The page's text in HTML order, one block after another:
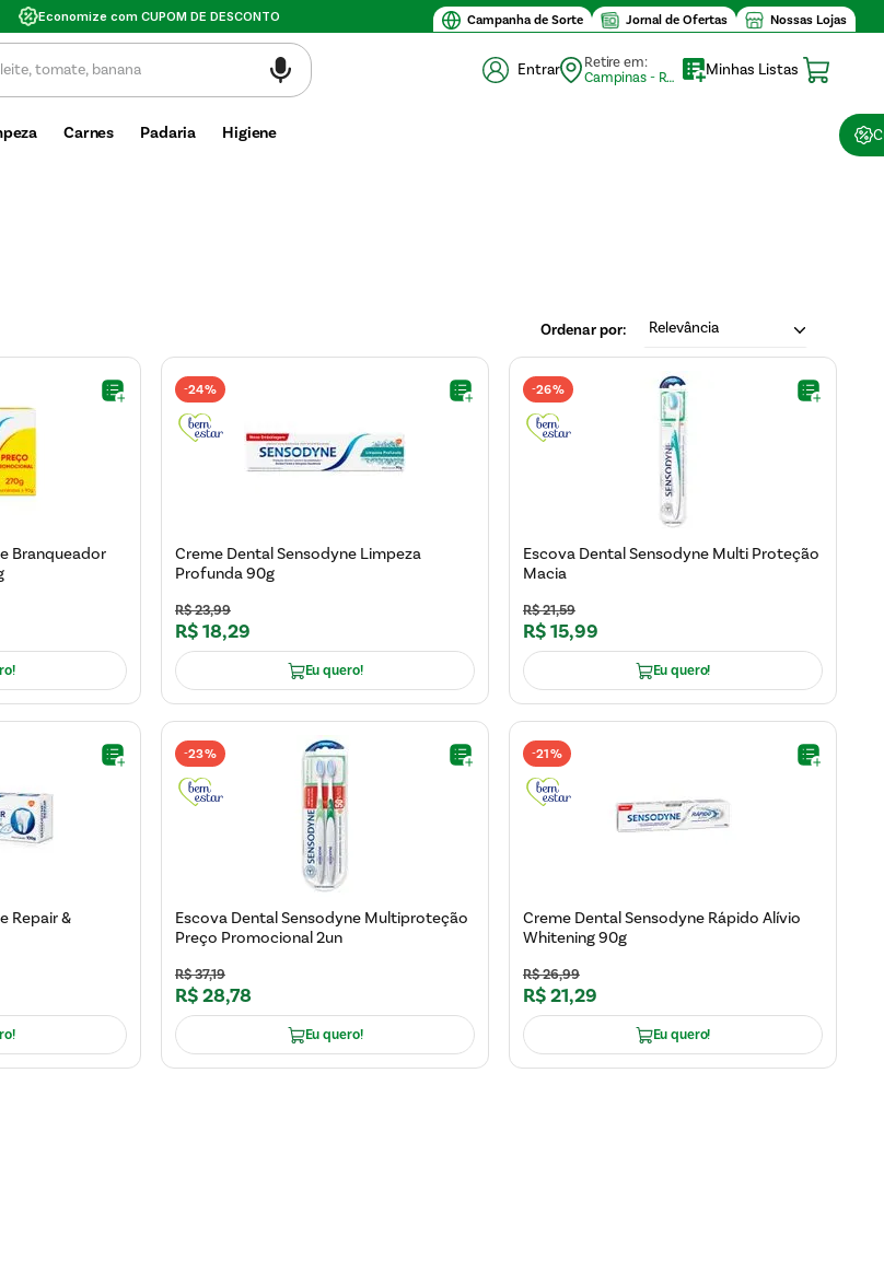
Campanha de Sorte Jornal de Ofertas Nossas Lojas
Valor mínimo de compra $30
Entrar
Retire em:
Campinas - Retirada (10)
Minhas Listas
Carnes Padaria Higiene
Relevância
Branqueador
-24%
Creme Dental Sensodyne Limpeza
Profunda 90g
R$23,99
R$18,29
Eu quero!
-26%
Escova Dental Sensodyne Multi Proteção
Macia
R$21,59
R$15,99
Eu quero!
Repair &
-23%
Escova Dental Sensodyne Multiproteção
Preço Promocional 2un
R$37,19
R$28,78
Eu quero!
-21%
Creme Dental Sensodyne Rápido Alívio
Whitening 90g
R$26,99
R$21,29
Eu quero!